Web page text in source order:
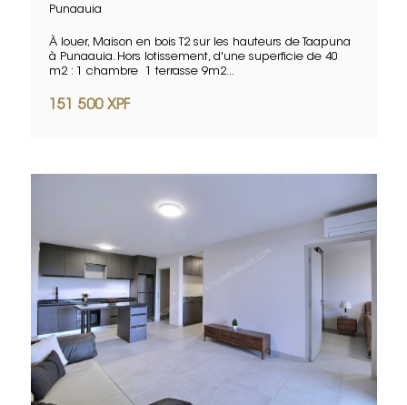
Punaauia
À louer, Maison en bois T2 sur les hauteurs de Taapuna
à Punaauia. Hors lotissement, d'une superficie de 40
m2 : 1 chambre 1 terrasse 9m2...
151 500 XPF